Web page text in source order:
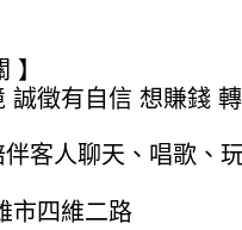
】
誠徵有自信 想賺錢
客人聊天、唱歌、
市四維二路